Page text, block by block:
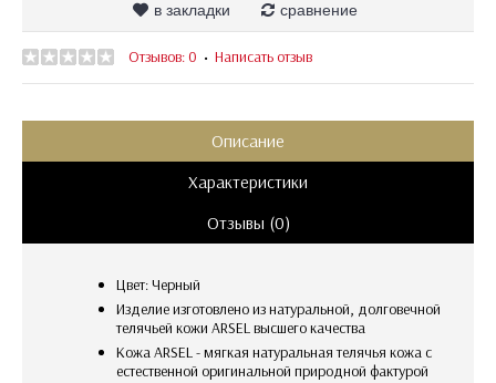
в закладки сравнение
Отзывов: 0 • Написать отзыв
Описание
Характеристики
Отзывы (0)
Цвет: Черный
Изделие изготовлено из натуральной, долговечной
телячьей кожи ARSEL высшего качества
Кожа ARSEL - мягкая натуральная телячья кожа с
естественной оригинальной природной фактурой